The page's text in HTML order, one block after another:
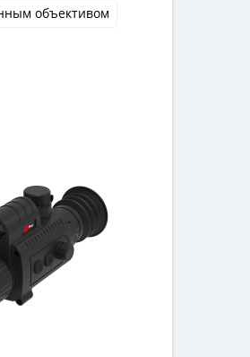
объективом